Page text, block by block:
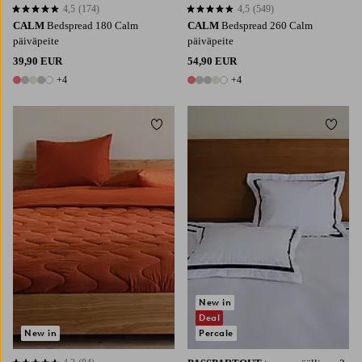
CALM Bedspread 180 Calm
päiväpeite
39,90 EUR
9 värejä
+4
4,5 perustuen 174 arvosanaan
4,5 (174)
CALM Bedspread 260 Calm
päiväpeite
54,90 EUR
9 värejä
+4
4,5 perustuen 549 arvosanaan
4,5 (549)
New in
Lisää suosikkeihin
150X260 260X260
New in
Deal
Percale
Lisää